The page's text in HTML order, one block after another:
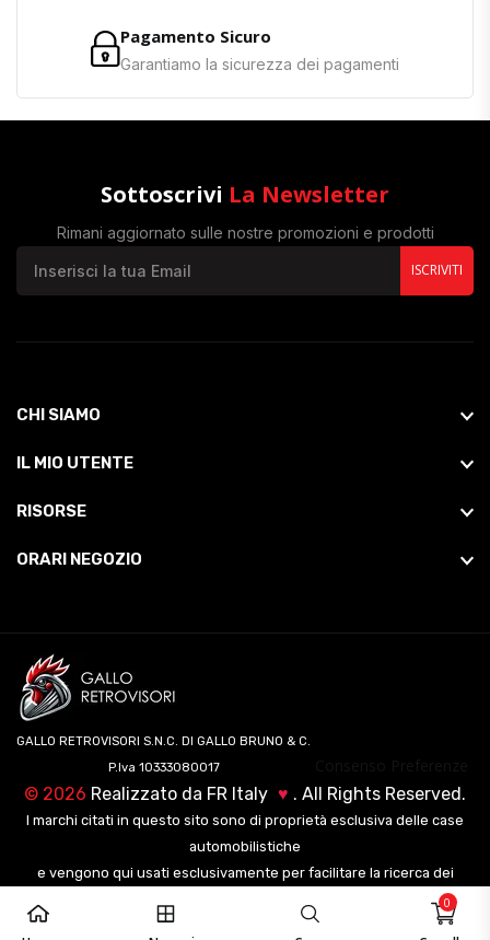
0
Pagamento Sicuro
Garantiamo la sicurezza dei pagamenti
Sottoscrivi La Newsletter
Rimani aggiornato sulle nostre promozioni e prodotti
ISCRIVITI
CHI SIAMO
IL MIO UTENTE
RISORSE
ORARI NEGOZIO
GALLO RETROVISORI S.N.C. DI GALLO BRUNO & C.
P.Iva 10333080017
© 2026 Realizzato da FR Italy ♥ . All Rights Reserved.
I marchi citati in questo sito sono di proprietà esclusiva delle case
automobilistiche
e vengono qui usati esclusivamente per facilitare la ricerca dei